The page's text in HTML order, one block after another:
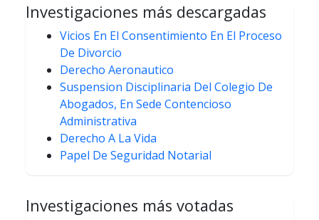
Investigaciones más descargadas
Vicios En El Consentimiento En El Proceso
De Divorcio
Derecho Aeronautico
Suspension Disciplinaria Del Colegio De
Abogados, En Sede Contencioso
Administrativa
Derecho A La Vida
Papel De Seguridad Notarial
Investigaciones más votadas